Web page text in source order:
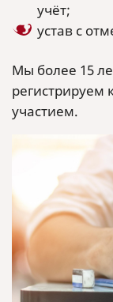
учёт;
устав с
Мы более 15
участием.